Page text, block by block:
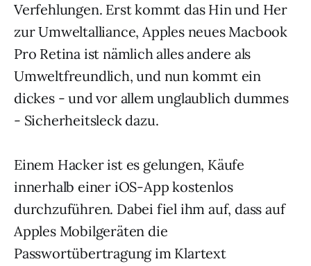
Verfehlungen. Erst kommt das Hin und Her
zur Umweltalliance, Apples neues Macbook
Pro Retina ist nämlich alles andere als
Umweltfreundlich, und nun kommt ein
dickes - und vor allem unglaublich dummes
- Sicherheitsleck dazu.
Einem Hacker ist es gelungen, Käufe
innerhalb einer iOS-App kostenlos
durchzuführen. Dabei fiel ihm auf, dass auf
Apples Mobilgeräten die
Passwortübertragung im Klartext